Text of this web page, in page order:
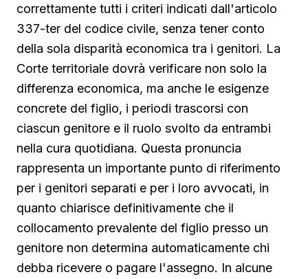
correttamente tutti i criteri indicati dall'articolo
337-ter del codice civile, senza tener conto
della sola disparità economica tra i genitori. La
Corte territoriale dovrà verificare non solo la
differenza economica, ma anche le esigenze
concrete del figlio, i periodi trascorsi con
ciascun genitore e il ruolo svolto da entrambi
nella cura quotidiana. Questa pronuncia
rappresenta un importante punto di riferimento
per i genitori separati e per i loro avvocati, in
quanto chiarisce definitivamente che il
collocamento prevalente del figlio presso un
genitore non determina automaticamente chi
debba ricevere o pagare l'assegno. In alcune